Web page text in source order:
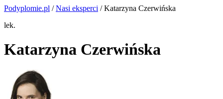
Podyplomie.pl /Nasi eksperci / Katarzyna Czerwińska
lek.
Katarzyna Czerwińska